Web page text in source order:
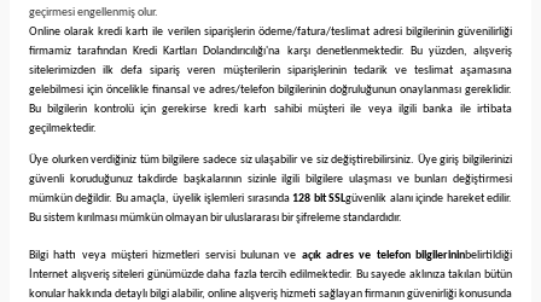
geçirmesi engellenmiş olur.
Online olarak kredi kartı ile verilen siparişlerin ödeme/fatura/teslimat adresi bilgilerinin güvenilirliği
firmamiz tarafından Kredi Kartları Dolandırıcılığı'na karşı denetlenmektedir. Bu yüzden, alışveriş
sitelerimizden ilk defa sipariş veren müşterilerin siparişlerinin tedarik ve teslimat aşamasına
gelebilmesi için öncelikle finansal ve adres/telefon bilgilerinin doğruluğunun onaylanması gereklidir.
Bu bilgilerin kontrolü için gerekirse kredi kartı sahibi müşteri ile veya ilgili banka ile irtibata
geçilmektedir.
Üye olurken verdiğiniz tüm bilgilere sadece siz ulaşabilir ve siz değiştirebilirsiniz. Üye giriş bilgilerinizi
güvenli koruduğunuz takdirde başkalarının sizinle ilgili bilgilere ulaşması ve bunları değiştirmesi
mümkün değildir. Bu amaçla, üyelik işlemleri sırasında 128 bit SSLgüvenlik alanı içinde hareket edilir.
Bu sistem kırılması mümkün olmayan bir uluslararası bir şifreleme standardıdır.
Bilgi hattı veya müşteri hizmetleri servisi bulunan ve açık adres ve telefon bilgilerininbelirtildiği
İnternet alışveriş siteleri günümüzde daha fazla tercih edilmektedir. Bu sayede aklınıza takılan bütün
konular hakkında detaylı bilgi alabilir, online alışveriş hizmeti sağlayan firmanın güvenirliği konusunda